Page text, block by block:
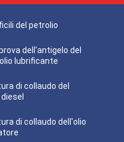
del petrolio
dell'antigelo del
lubrificante
di collaudo del
di collaudo dell'olio